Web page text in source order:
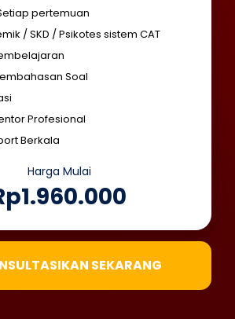
pertemuan
/ SKD / Psikotes sistem CAT
Soal
Profesional
Berkala
Harga Mulai
SEKARANG